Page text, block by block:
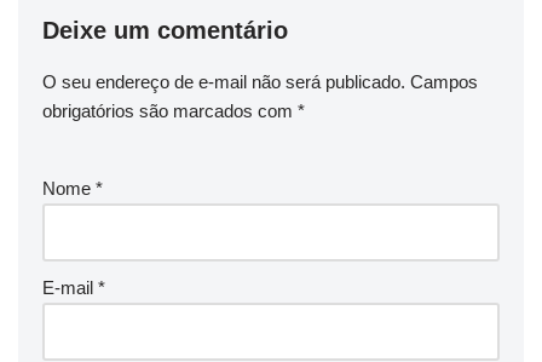
Deixe um comentário
O seu endereço de e-mail não será publicado. Campos
obrigatórios são marcados com *
Nome *
E-mail *